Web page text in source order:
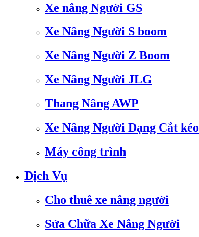
Xe nâng Người GS
Xe Nâng Người S boom
Xe Nâng Người Z Boom
Xe Nâng Người JLG
Thang Nâng AWP
Xe Nâng Người Dạng Cắt kéo
Máy công trình
Dịch Vụ
Cho thuê xe nâng người
Sửa Chữa Xe Nâng Người